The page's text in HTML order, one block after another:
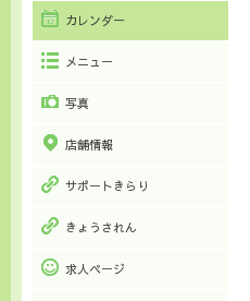
カレンダー
メニュー
写真
店舗情報
サポートきらり
きょうされん
求人ページ